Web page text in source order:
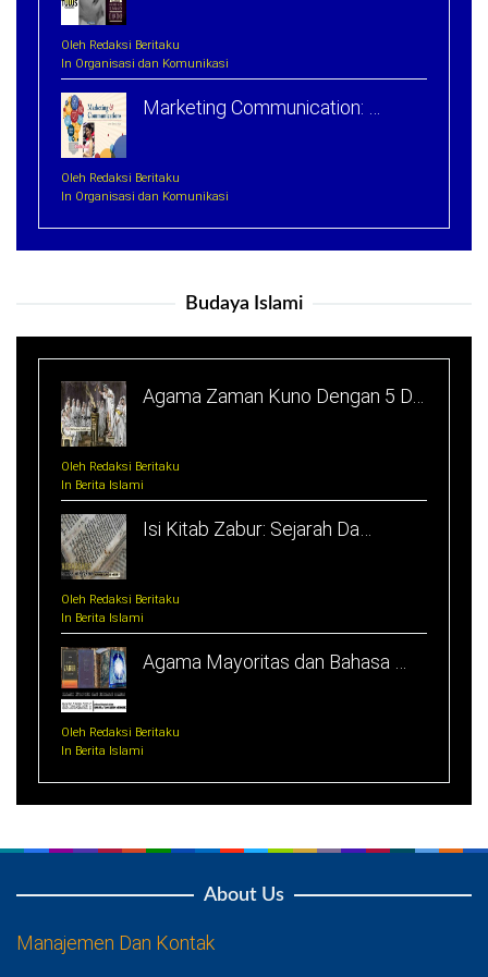
Oleh Redaksi Beritaku
In Organisasi dan Komunikasi
Marketing Communication: …
Oleh Redaksi Beritaku
In Organisasi dan Komunikasi
Budaya Islami
Agama Zaman Kuno Dengan 5 D…
Oleh Redaksi Beritaku
In Berita Islami
Isi Kitab Zabur: Sejarah Da…
Oleh Redaksi Beritaku
In Berita Islami
Agama Mayoritas dan Bahasa …
Oleh Redaksi Beritaku
In Berita Islami
About Us
Manajemen Dan Kontak